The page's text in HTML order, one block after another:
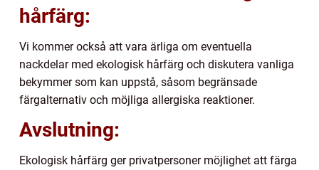
hårfärg:
Vi kommer också att vara ärliga om eventuella
nackdelar med ekologisk hårfärg och diskutera vanliga
bekymmer som kan uppstå, såsom begränsade
färgalternativ och möjliga allergiska reaktioner.
Avslutning:
Ekologisk hårfärg ger privatpersoner möjlighet att färga